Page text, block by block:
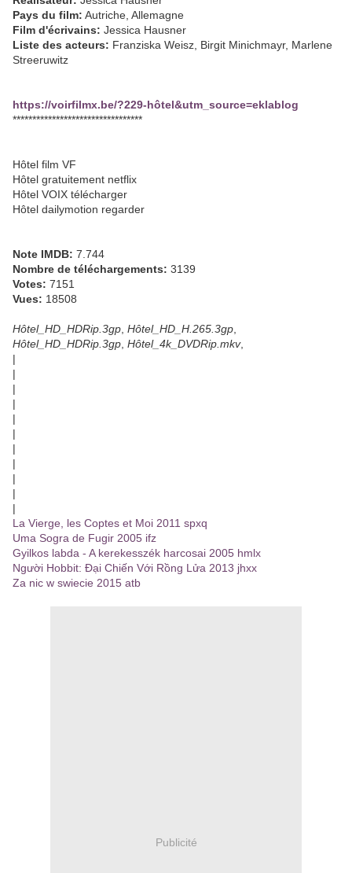
Pays du film: Autriche, Allemagne
Film d'écrivains: Jessica Hausner
Liste des acteurs: Franziska Weisz, Birgit Minichmayr, Marlene
Streeruwitz
https://voirfilmx.be/?229-hôtel&utm_source=eklablog
*********************************
Hôtel film VF
Hôtel gratuitement netflix
Hôtel VOIX télécharger
Hôtel dailymotion regarder
Note IMDB: 7.744
Nombre de téléchargements: 3139
Votes: 7151
Vues: 18508
Hôtel_HD_HDRip.3gp Hôtel_HD_H.265.3gp
Hôtel_HD_HDRip.3gp Hôtel_4k_DVDRip.mkv,
|
|
|
|
|
|
|
|
|
|
|
La Vierge, les Coptes et Moi 2011 spxq
Uma Sogra de Fugir 2005 ifz
Gyilkos labda - A kerekesszék harcosai 2005 hmlx
Người Hobbit: Đại Chiến Với Rồng Lửa 2013 jhxx
Za nic w swiecie 2015 atb
Publicité